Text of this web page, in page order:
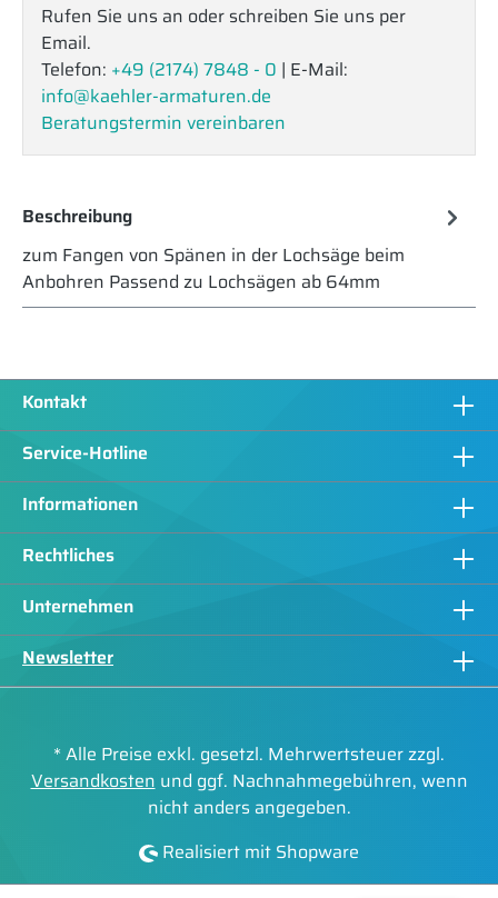
Rufen Sie uns an oder schreiben Sie uns per
Email.
Telefon: +49 (2174) 7848 - 0 | E-Mail:
info@kaehler-armaturen.de
Beratungstermin vereinbaren
Beschreibung
zum Fangen von Spänen in der Lochsäge beim
Anbohren Passend zu Lochsägen ab 64mm
Kontakt
Service-Hotline
Informationen
Rechtliches
Unternehmen
Newsletter
* Alle Preise exkl. gesetzl. Mehrwertsteuer zzgl.
Versandkostenund ggf. Nachnahmegebühren, wenn
nicht anders angegeben.
Realisiert mit Shopware